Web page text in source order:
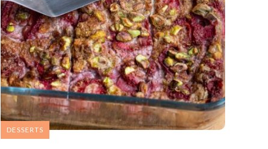
DESSERTS